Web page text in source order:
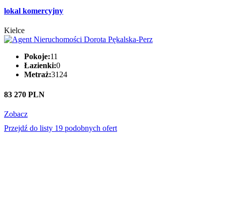
lokal komercyjny
Kielce
Pokoje:11
Łazienki:0
Metraż:3124
83 270 PLN
Zobacz
Przejdź do listy 19 podobnych ofert